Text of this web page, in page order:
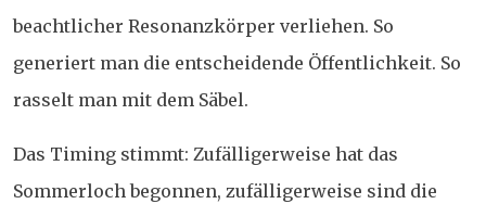
beachtlicher Resonanzkörper verliehen. So
generiert man die entscheidende Öffentlichkeit. So
rasselt man mit dem Säbel.
Das Timing stimmt: Zufälligerweise hat das
Sommerloch begonnen, zufälligerweise sind die